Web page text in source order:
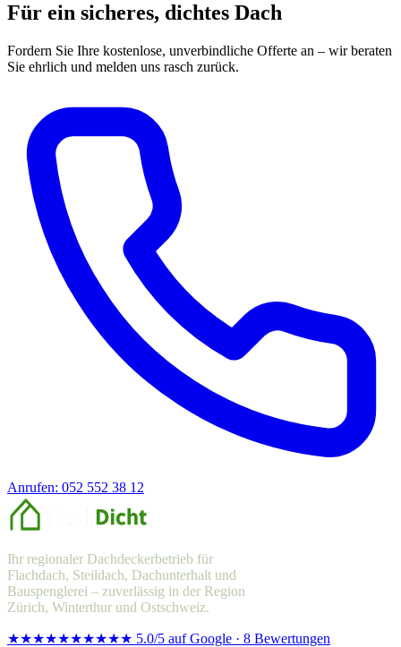
Für ein sicheres, dichtes Dach
Fordern Sie Ihre kostenlose, unverbindliche Offerte an – wir beraten
Sie ehrlich und melden uns rasch zurück.
Anrufen: 052 552 38 12
Ihr regionaler Dachdeckerbetrieb für
Flachdach, Steildach, Dachunterhalt und
Bauspenglerei – zuverlässig in der Region
Zürich, Winterthur und Ostschweiz.
★★★★★★★★★★ 5.0/5 auf Google · 8 Bewertungen